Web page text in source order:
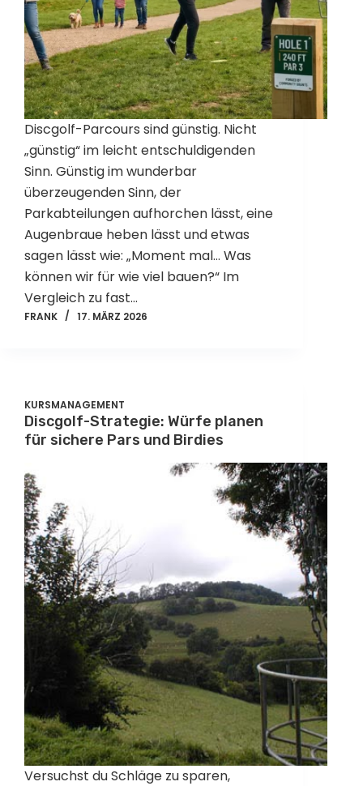
Discgolf-Parcours sind günstig. Nicht
„günstig“ im leicht entschuldigenden
Sinn. Günstig im wunderbar
überzeugenden Sinn, der
Parkabteilungen aufhorchen lässt, eine
Augenbraue heben lässt und etwas
sagen lässt wie: „Moment mal… Was
können wir für wie viel bauen?“ Im
Vergleich zu fast…
FRANK 17. MÄRZ 2026
KURSMANAGEMENT
Discgolf-Strategie: Würfe planen
für sichere Pars und Birdies
Versuchst du Schläge zu sparen,